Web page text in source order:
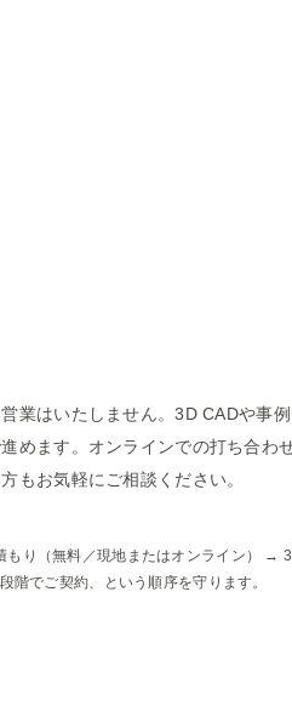
業はいたしません。3D CADや事例
めます。オンラインでの打ち合わ
もお気軽にご相談ください。
り（無料／現地またはオンライン） →
でご契約、という順序を守ります。